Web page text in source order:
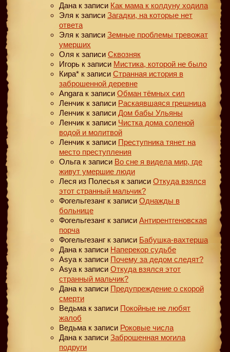
Дана к записи Как мама к колдуну ходила
Эля к записи Загадки, на которые нет
ответа
Эля к записи Земные проблемы тревожат
умерших
Оля к записи Сквозняк
Игорь к записи Мистика, которой не было
Кира* к записи Странная история в
заброшенной деревне
Angara к записи Обман тёмных сил
Ленчик к записи Раскаявшаяся грешница
Ленчик к записи Дом бабы Ульяны
Ленчик к записи Чистка дома соленой
водой и молитвой
Ленчик к записи Преступника тянет на
место преступления
Ольга к записи Во сне я видела мир, где
живут умершие люди
Леся из Полесья к записи Откуда взялся
этот странный мальчик?
Фогельгезанг к записи Однажды в
больнице
Фогельгезанг к записи Антирентгеновская
порча
Фогельгезанг к записи Бабушка-вахтерша
Дана к записи Наперекор судьбе
Asya к записи Почему за дедом следят?
Asya к записи Откуда взялся этот
странный мальчик?
Дана к записи Предупреждение о скорой
смерти
Ведьма к записи Покойные не любят
жалоб
Ведьма к записи Роковые числа
Дана к записи Заброшенная могила
подруги